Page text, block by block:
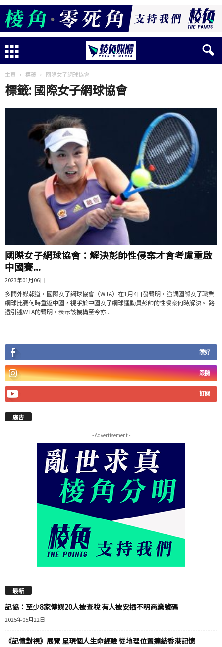
主頁 標籤 國際女子網球協會
標籤: 國際女子網球協會
國際女子網球協會：解決彭帥性侵案才會考慮重啟
中國賽...
2023年01月06日
多間外媒報道，國際女子網球協會（WTA）在1月4日發聲明，強調國際女子職業
網球比賽何時重返中國，視乎於中國女子網球運動員彭帥的性侵案何時解決。 路
透引述WTA的聲明，表示該機構至今亦...
讚好
跟隨
訂閱
廣告
- Advertisement -
最新
記協：至少8家傳媒20人被查稅 有人被安插不明商業號碼
2025年05月22日
《記憶對視》展覽 呈現個人生命經驗 從地理位置連結香港記憶